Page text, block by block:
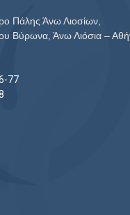
Πάλης Άνω Λιοσίων,
Βύρωνα, Άνω Λιόσια –
77